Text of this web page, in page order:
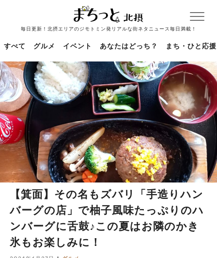
毎日更新！北摂エリアのジモトミン発リアルな街ネタニュース毎日満載！
すべて グルメ イベント あなたはどっち？ まち・ひと応援
【箕面】その名もズバリ「手造りハン
バーグの店」で柚子風味たっぷりのハ
ンバーグに舌鼓♪この夏はお隣のかき
氷もお楽しみに！